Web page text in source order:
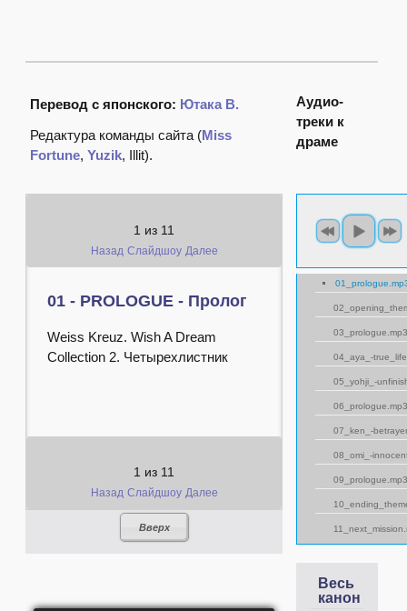
Перевод с японского: Ютака В.
Редактура команды сайта (Miss
Fortune,Yuzik, Illit).
Аудио-
треки к
драме
1 из 11
Назад Слайдшоу Далее
01 - PROLOGUE - Пролог
Weiss Kreuz. Wish A Dream
Collection 2. Четырехлистник
1 из 11
Назад Слайдшоу Далее
Вверх
04_aya_-
05_yohji_-
07_ken_-
08_omi_-
Весь
канон